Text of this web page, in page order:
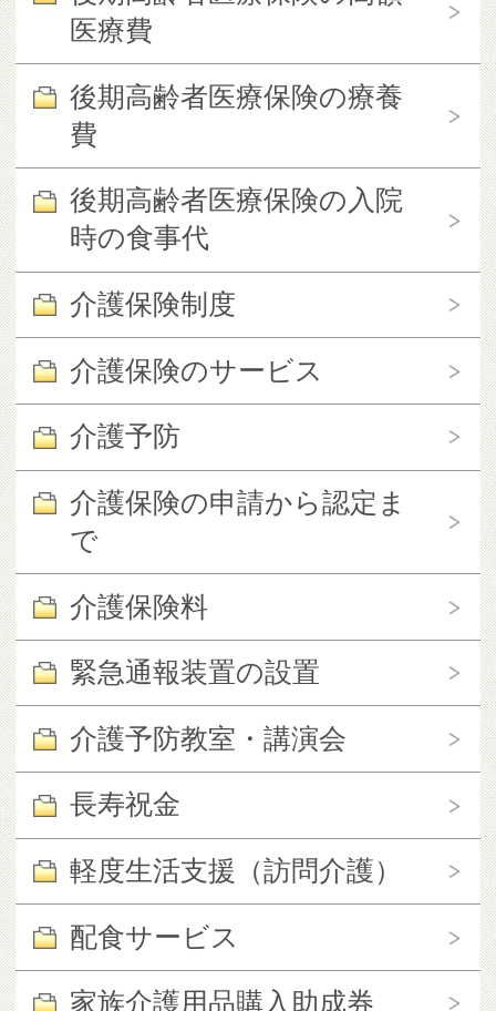
医療費
後期高齢者医療保険の療養
費
後期高齢者医療保険の入院
時の食事代
介護保険制度
介護保険のサービス
介護予防
介護保険の申請から認定ま
で
介護保険料
緊急通報装置の設置
介護予防教室・講演会
長寿祝金
軽度生活支援（訪問介護）
配食サービス
家族介護用品購入助成券